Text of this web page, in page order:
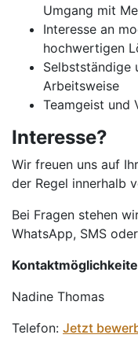
Umgang mit
Interesse an
hochwertigen
Selbstständige
Arbeitsweise
Teamgeist und
Interesse?
Wir freuen uns auf
der Regel innerhalb
Bei Fragen stehen
WhatsApp, SMS
Nadine Thomas
Telefon: Jetzt